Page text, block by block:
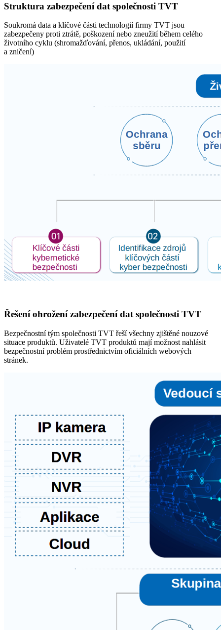
Struktura zabezpečení dat společnosti TVT
Soukromá data a klíčové části technologií firmy TVT jsou
zabezpečeny proti ztrátě, poškození nebo zneužití během celého
životního cyklu (shromažďování, přenos, ukládání, použití
a zničení)
Řešení ohrožení zabezpečení dat společnosti TVT
Bezpečnostní tým společnosti TVT řeší všechny zjištěné nouzové
situace produktů. Uživatelé TVT produktů mají možnost nahlásit
bezpečnostní problém prostřednictvím oficiálních webových
stránek.